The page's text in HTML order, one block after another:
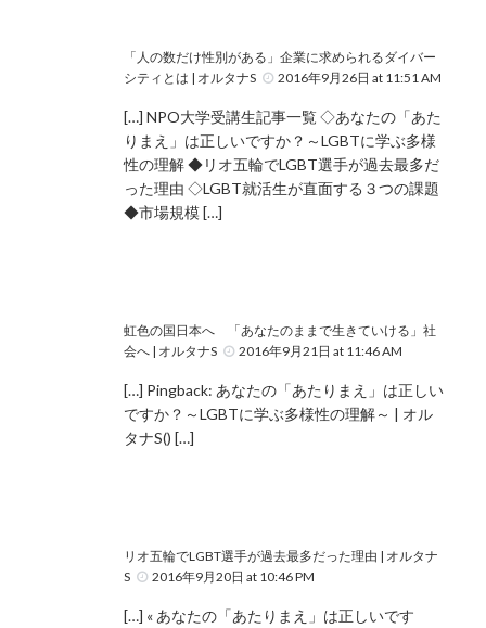
「人の数だけ性別がある」企業に求められるダイバー
シティとは | オルタナS
2016年9月26日 at 11:51 AM
[…] NPO大学受講生記事一覧 ◇あなたの「あた
りまえ」は正しいですか？～LGBTに学ぶ多様
性の理解 ◆リオ五輪でLGBT選手が過去最多だ
った理由 ◇LGBT就活生が直面する３つの課題
◆市場規模 […]
虹色の国日本へ 「あなたのままで生きていける」社
会へ | オルタナS
2016年9月21日 at 11:46 AM
[…] Pingback: あなたの「あたりまえ」は正しい
ですか？～LGBTに学ぶ多様性の理解～ | オル
タナS() […]
リオ五輪でLGBT選手が過去最多だった理由 | オルタナ
S
2016年9月20日 at 10:46 PM
[…] « あなたの「あたりまえ」は正しいです